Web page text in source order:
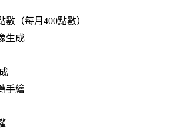
數（每月 400點數）
生成
手繪